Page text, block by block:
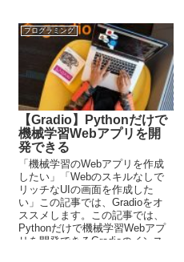
プログラミング
【Gradio】Pythonだけで
機械学習Webアプリを開
発できる
「機械学習のWebアプリを作成
したい」「Webのスキルなしで
リッチなUIの画面を作成した
い」この記事では、Gradioをオ
ススメします。この記事では、
Pythonだけで機械学習Webアプ
リを開発できるGradioのインス